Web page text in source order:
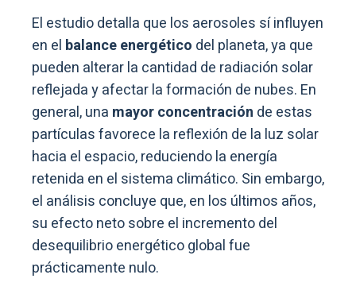
El estudio detalla que los aerosoles sí influyen
en el balance energético del planeta, ya que
pueden alterar la cantidad de radiación solar
reflejada y afectar la formación de nubes. En
general, una mayor concentración de estas
partículas favorece la reflexión de la luz solar
hacia el espacio, reduciendo la energía
retenida en el sistema climático. Sin embargo,
el análisis concluye que, en los últimos años,
su efecto neto sobre el incremento del
desequilibrio energético global fue
prácticamente nulo.